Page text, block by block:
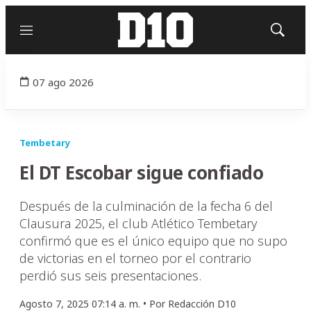
Menú
Mostrar
07 ago 2026
Tembetary
El DT Escobar sigue confiado
Después de la culminación de la fecha 6 del
Clausura 2025, el club Atlético Tembetary
confirmó que es el único equipo que no supo
de victorias en el torneo por el contrario
perdió sus seis presentaciones.
Agosto 7, 2025 07:14 a. m. • Por Redacción D10